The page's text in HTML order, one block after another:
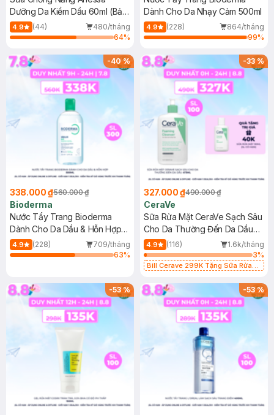
Dưỡng Da Kiềm Dầu 60ml (Bản
Mới)
4.9 (44)
480/tháng
64%
Dành Cho Da Nhạy Cảm 500ml
4.9 (228)
864/tháng
99%
-40%
338.000 ₫560.000 ₫
Bioderma
Nước Tẩy Trang Bioderma
Dành Cho Da Dầu & Hỗn Hợp
500ml
4.9 (228)
709/tháng
63%
-33%
327.000 ₫490.000 ₫
CeraVe
Sữa Rửa Mặt CeraVe Sạch Sâu
Cho Da Thường Đến Da Dầu
473ml
4.9 (116)
1.6k/tháng
3%
Bill Cerave 299K Tặng Sữa Rửa
-53% -53%